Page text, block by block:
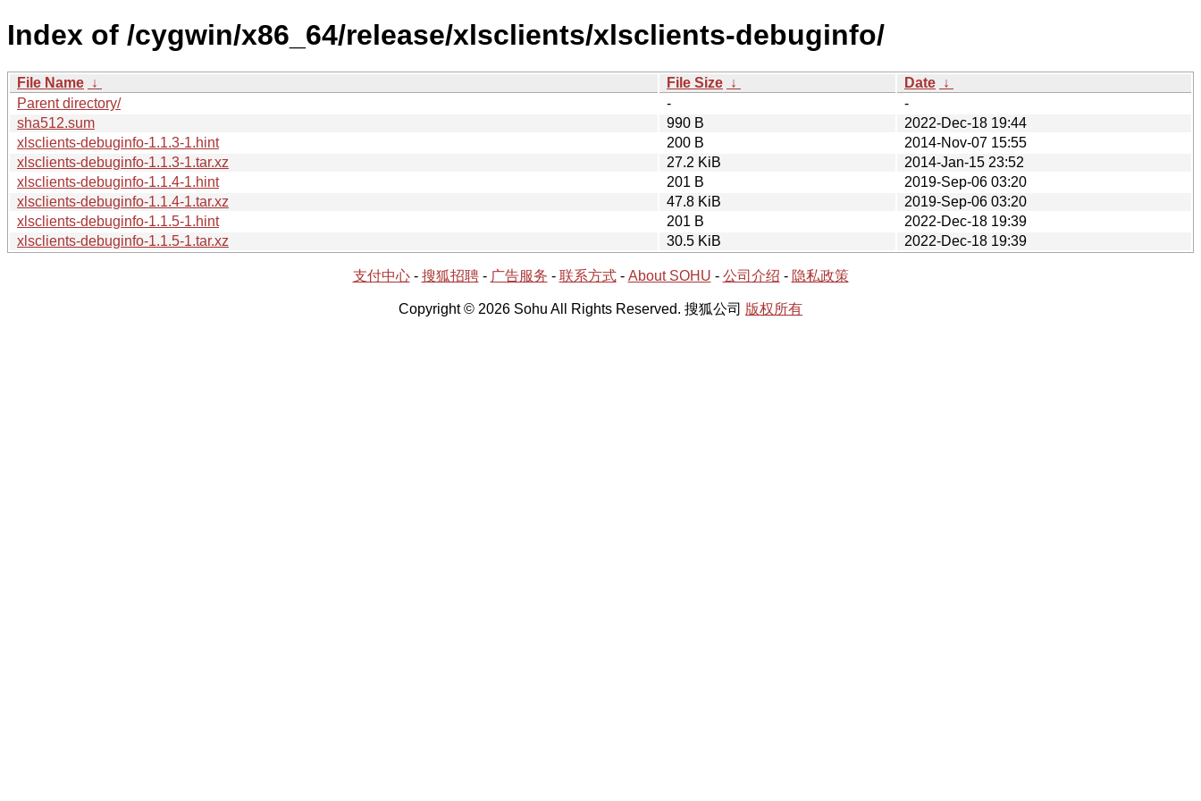
Index of /cygwin/x86_64/release/xlsclients/xlsclients-debuginfo/
File Name ↓ File Size ↓ Date ↓
Parent directory/
-
-
sha512.sum
990 B
2022-Dec-18 19:44
xlsclients-debuginfo-1.1.3-1.hint
200 B
2014-Nov-07 15:55
xlsclients-debuginfo-1.1.3-1.tar.xz
27.2 KiB
2014-Jan-15 23:52
xlsclients-debuginfo-1.1.4-1.hint
201 B
2019-Sep-06 03:20
xlsclients-debuginfo-1.1.4-1.tar.xz
47.8 KiB
2019-Sep-06 03:20
xlsclients-debuginfo-1.1.5-1.hint
201 B
2022-Dec-18 19:39
xlsclients-debuginfo-1.1.5-1.tar.xz
30.5 KiB 2022-Dec-18 19:39
支付中心- 搜狐招聘- 广告服务 - 联系方式- About SOHU - 公司介绍 - 隐私政策
Copyright © 2026 Sohu All Rights Reserved. 搜狐公司 版权所有